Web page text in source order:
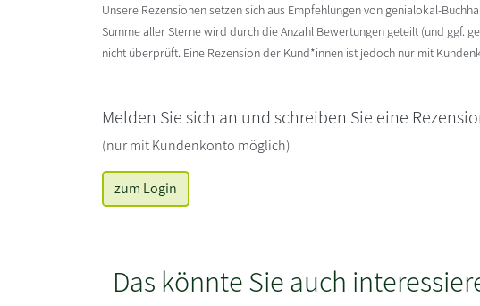
Unsere Rezensionen setzen sich aus Empfehlungen von genialokal-
Summe aller Sterne wird durch die Anzahl Bewertungen geteilt (und ggf.
nicht überprüft. Eine Rezension der Kund*innen ist jedoch nur mit
Melden Sie sich an und schreiben Sie eine
(nur mit Kundenkonto möglich)
zum Login
Das könnte Sie auch